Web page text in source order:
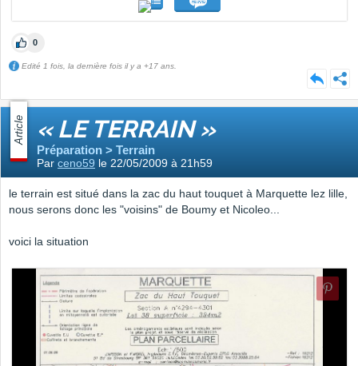
0
Edité 1 fois, la dernière fois il y a +17 ans.
Article « LE TERRAIN »
Préparation > Terrain
Par ceno59 le 22/05/2009 à 21h59
le terrain est situé dans la zac du haut touquet à Marquette lez lille,
nous serons donc les "voisins" de Boumy et Nicoleo...
voici la situation